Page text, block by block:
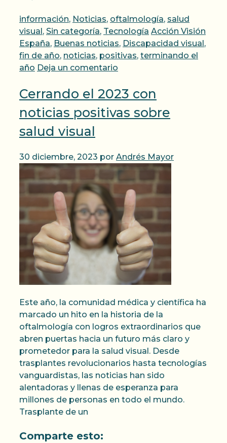
Categorías
información, Noticias, oftalmología, salud
visual, Sin categoría, Tecnología Etiquetas
Acción Visión
España, Buenas noticias, Discapacidad visual,
fin de año, noticias, positivas, terminando el
año Deja un comentario
Cerrando el 2023 con
noticias positivas sobre
salud visual
30 diciembre, 2023 por Andrés Mayor
Este año, la comunidad médica y científica ha
marcado un hito en la historia de la
oftalmología con logros extraordinarios que
abren puertas hacia un futuro más claro y
prometedor para la salud visual. Desde
trasplantes revolucionarios hasta tecnologías
vanguardistas, las noticias han sido
alentadoras y llenas de esperanza para
millones de personas en todo el mundo.
Trasplante de un
Comparte esto: